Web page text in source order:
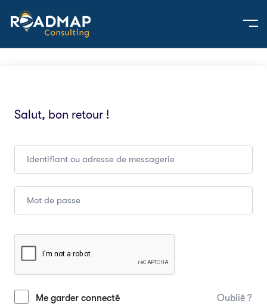
Salut, bon retour !
Me garder connecté Oublié ?